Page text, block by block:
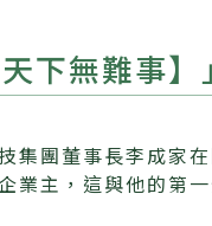
下無難事】
集團董事長李成家
業主，這與他的第